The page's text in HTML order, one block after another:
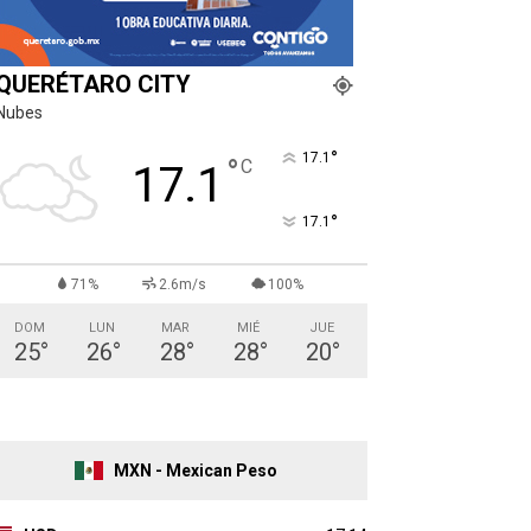
CITY
17.1 °C 17.1 °
17.1 °
71% 2.6m/s 100%
DOM
25°
LUN
26°
MAR
28°
MIÉ
28°
JUE
20°
MXN - Mexican Peso